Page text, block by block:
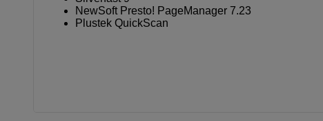
NewSoft Presto! PageManager 7.23
Plustek QuickScan